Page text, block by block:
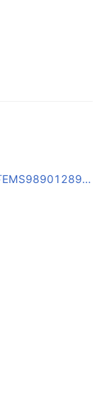
幫忙查一下EMS快遞到哪兒了，幫我查一下EMS9890128929221的貨到哪了